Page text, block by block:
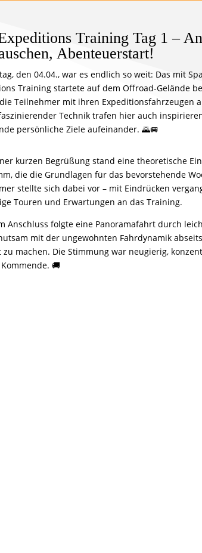
Training Tag 1 –
Abenteuerstart!
den 04.04., war es endlich so weit: Das mit
Training startete auf dem Offroad-Gelände
Teilnehmer mit ihren Expeditionsfahrzeugen
Technik trafen hier auch
persönliche Ziele aufeinander. 🌄🚐
kurzen Begrüßung stand eine theoretische
die die Grundlagen für das bevorstehende
stellte sich dabei vor – mit Eindrücken
Touren und Erwartungen an das Training.
Anschluss folgte eine Panoramafahrt durch
mit der ungewohnten Fahrdynamik
machen. Die Stimmung war neugierig,
🚚